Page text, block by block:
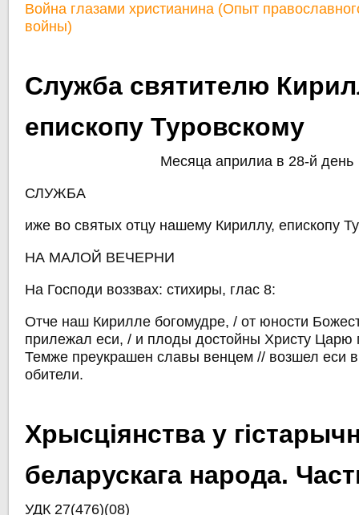
Война глазами христианина (Опыт
войны)
Служба святителю
епископу Туровскому
Месяца априлиа в 28-й день
СЛУЖБА
иже во святых отцу нашему Кириллу, епископу
НА МАЛОЙ ВЕЧЕРНИ
На Господи воззвах: стихиры, глас 8:
Отче наш Кирилле богомудре, / от юности
прилежал еси, / и плоды достойны Христу Царю
Темже преукрашен славы венцем // возшел еси
обители.
Хрысціянства у
беларускага народа.
УДК 27(476)(08)